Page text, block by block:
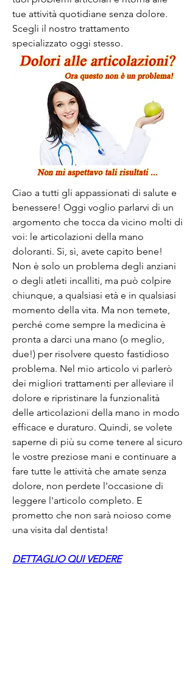
tue attività quotidiane senza dolore.
Scegli il nostro trattamento
specializzato oggi stesso.
Ciao a tutti gli appassionati di salute e
benessere! Oggi voglio parlarvi di un
argomento che tocca da vicino molti di
voi: le articolazioni della mano
doloranti. Sì, sì, avete capito bene!
Non è solo un problema degli anziani
o degli atleti incalliti, ma può colpire
chiunque, a qualsiasi età e in qualsiasi
momento della vita. Ma non temete,
perché come sempre la medicina è
pronta a darci una mano (o meglio,
due!) per risolvere questo fastidioso
problema. Nel mio articolo vi parlerò
dei migliori trattamenti per alleviare il
dolore e ripristinare la funzionalità
delle articolazioni della mano in modo
efficace e duraturo. Quindi, se volete
saperne di più su come tenere al sicuro
le vostre preziose mani e continuare a
fare tutte le attività che amate senza
dolore, non perdete l'occasione di
leggere l'articolo completo. E
prometto che non sarà noioso come
una visita dal dentista!
DETTAGLIO QUI VEDERE